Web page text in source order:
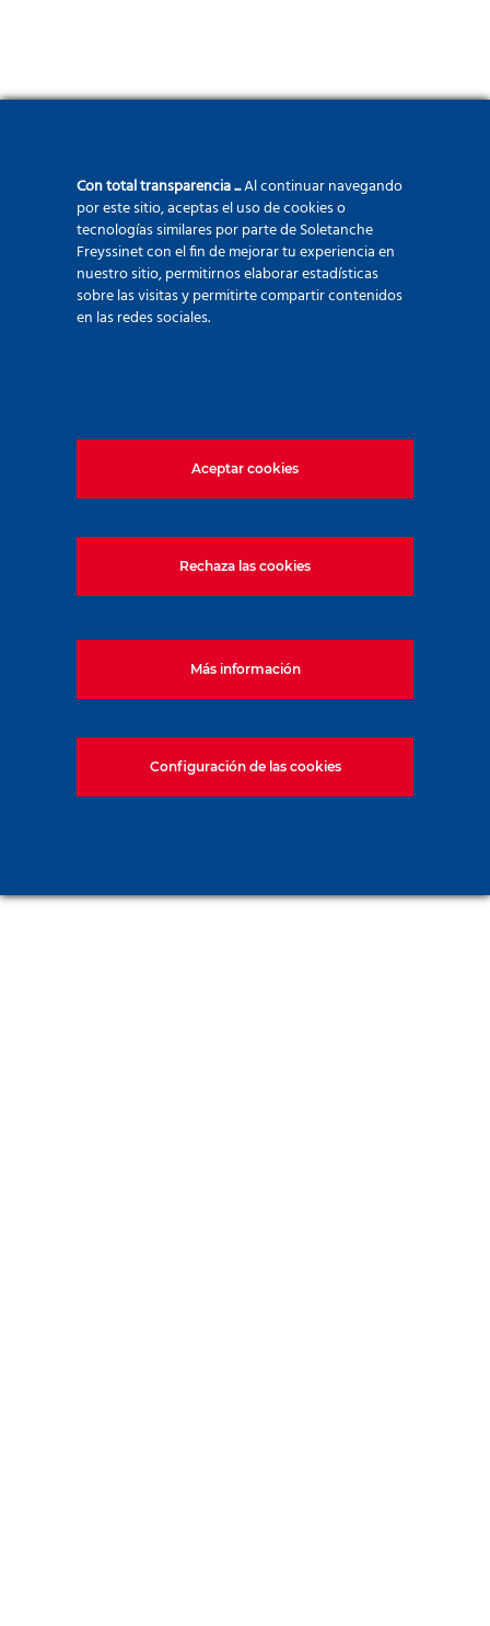
Con total transparencia ...Al continuar navegando
por este sitio, aceptas el uso de cookies o
tecnologías similares por parte de Soletanche
Freyssinet con el fin de mejorar tu experiencia en
nuestro sitio, permitirnos elaborar estadísticas
sobre las visitas y permitirte compartir contenidos
en las redes sociales.
Aceptar cookies
Rechaza las cookies
Más información
Configuración de las cookies